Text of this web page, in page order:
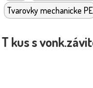
Tvarovky mechanicke PE
T kus s